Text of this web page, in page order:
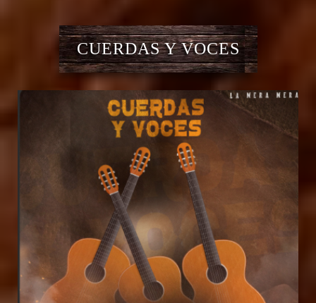
CUERDAS Y VOCES